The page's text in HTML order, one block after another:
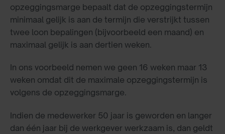
opzeggingsmarge bepaalt dat de opzeggingstermijn
minimaal gelijk is aan de termijn die verstrijkt tussen
twee loon bepalingen (bijvoorbeeld een maand) en
maximaal gelijk is aan dertien weken.
In ons voorbeeld nemen we geen 16 weken maar 13
weken omdat dit de maximale opzeggingstermijn is
volgens de opzeggingsmarge.
Indien de medewerker 50 jaar is geworden en langer
dan één jaar bij de werkgever werkzaam is, dan geldt